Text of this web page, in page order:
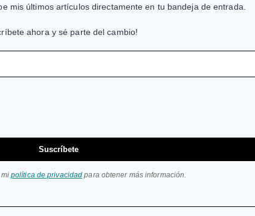
mis últimos artículos directamente en tu bandeja de entrada.
ahora y sé parte del cambio!
Suscríbete
mi política de privacidad para obtener más información.